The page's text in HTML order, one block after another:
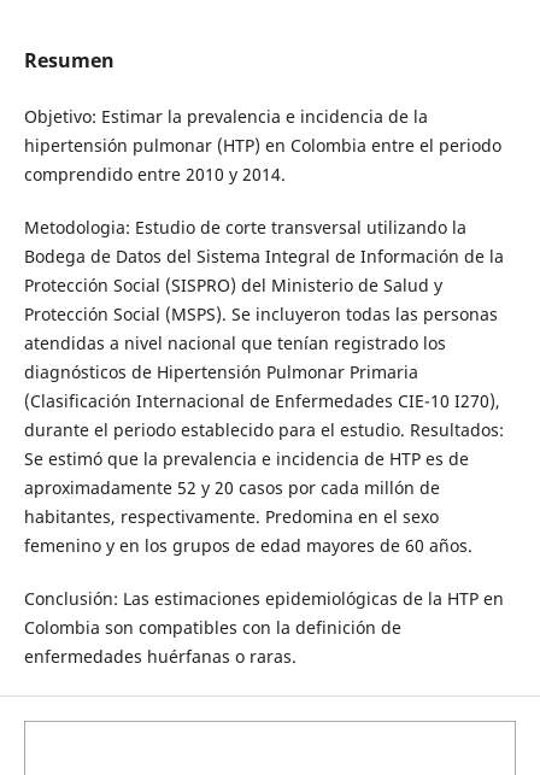
Resumen
Objetivo: Estimar la prevalencia e incidencia de la
hipertensión pulmonar (HTP) en Colombia entre el periodo
comprendido entre 2010 y 2014.
Metodologia: Estudio de corte transversal utilizando la
Bodega de Datos del Sistema Integral de Información de la
Protección Social (SISPRO) del Ministerio de Salud y
Protección Social (MSPS). Se incluyeron todas las personas
atendidas a nivel nacional que tenían registrado los
diagnósticos de Hipertensión Pulmonar Primaria
(Clasificación Internacional de Enfermedades CIE-10 I270),
durante el periodo establecido para el estudio. Resultados:
Se estimó que la prevalencia e incidencia de HTP es de
aproximadamente 52 y 20 casos por cada millón de
habitantes, respectivamente. Predomina en el sexo
femenino y en los grupos de edad mayores de 60 años.
Conclusión: Las estimaciones epidemiológicas de la HTP en
Colombia son compatibles con la definición de
enfermedades huérfanas o raras.